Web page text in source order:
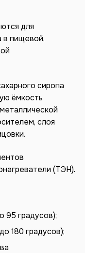
для
в пищевой,
сиропа
ёмкость
слоя
(ТЭН).
95 градусов);
180 градусов);